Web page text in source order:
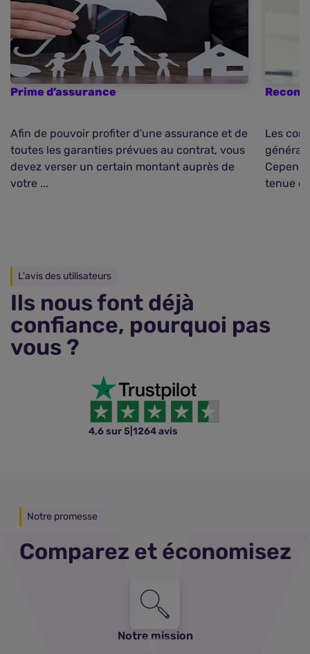
Prime d’assurance
Afin de pouvoir profiter d'une assurance et de
toutes les garanties prévues au contrat, vous
devez verser un certain montant auprès de
votre ...
Les
tenue
L'avis des utilisateurs
Ils nous font déjà
confiance, pourquoi pas
vous ?
4,6 sur 5 1264 avis
Notre promesse
Comparez et économisez
Notre mission